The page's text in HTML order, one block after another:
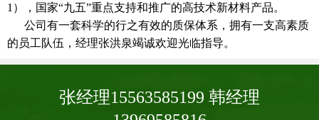
1），国家“九五”重点支持和推广的高技术新材料产品。
公司有一套科学的行之有效的质保体系，拥有一支高素质
的员工队伍，经理张洪泉竭诚欢迎光临指导。
张经理15563585199 韩经理